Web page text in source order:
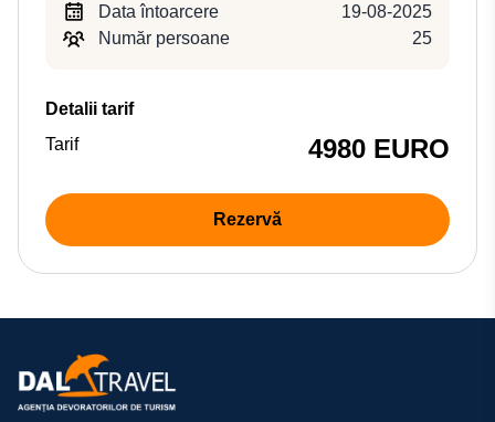
Data întoarcere
19-08-2025
Număr persoane
25
Detalii tarif
Tarif
4980 EURO
Rezervă